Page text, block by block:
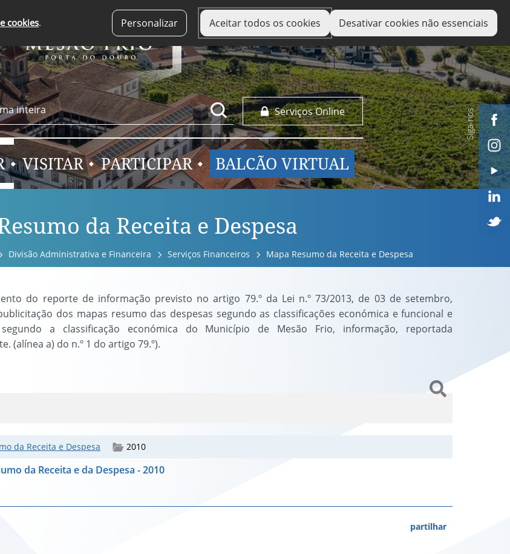
cookies. Personalizar Aceitar todos os cookies Desativar cookies não essenciais
Serviços Online
VISITAR PARTICIPAR BALCÃO VIRTUAL
Siga-nos
da Receita e Despesa
Divisão Administrativa e Financeira Serviços Financeiros Mapa Resumo da Receita e Despesa
do reporte de informação previsto no artigo 79.º da Lei n.º 73/2013, de 03 de setembro,
dos mapas resumo das despesas segundo as classificações económica e funcional e
a classificação económica do Município de Mesão Frio, informação, reportada
(alínea a) do n.º 1 do artigo 79.º).
da Receita e Despesa 2010
da Receita e da Despesa - 2010
partilhar